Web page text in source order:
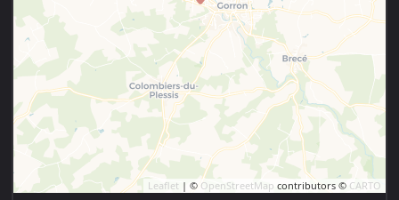
Leaflet | © OpenStreetMap contributors © CARTO